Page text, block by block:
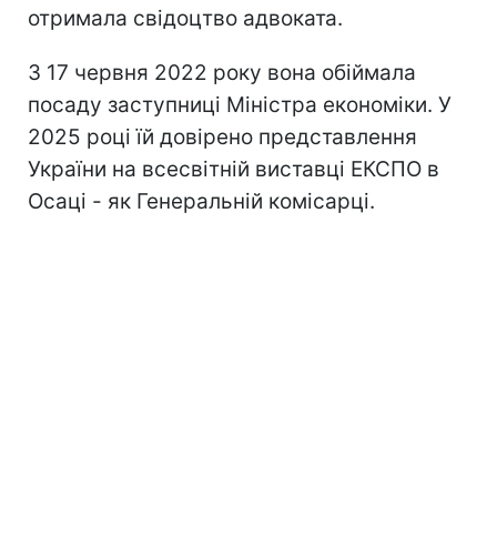
отримала свідоцтво адвоката.
З 17 червня 2022 року вона обіймала
посаду заступниці Міністра економіки. У
2025 році їй довірено представлення
України на всесвітній виставці ЕКСПО в
Осаці - як Генеральній комісарці.